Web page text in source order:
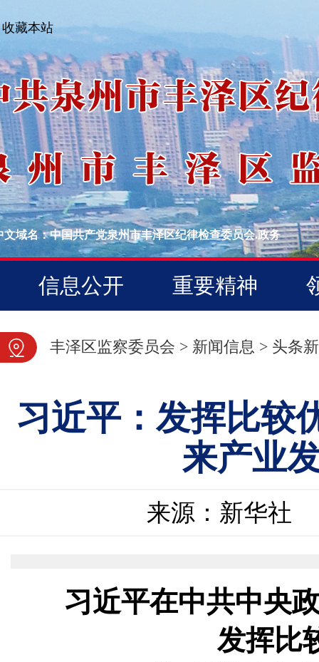
收藏本站
文域名：中国共产党泉州市丰泽区纪律检查委员会.政务
信息公开 重要精神
图片新闻
丰泽区监察委员会 > 新闻信息 > 头条
习近平：发挥比较
来产业
来源：新华社
习近平在中共中央
发挥比